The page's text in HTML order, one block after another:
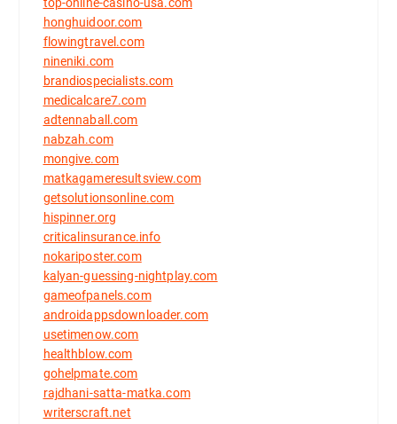
honghuidoor.com
flowingtravel.com
nineniki.com
brandiospecialists.com
medicalcare7.com
adtennaball.com
nabzah.com
mongive.com
matkagameresultsview.com
getsolutionsonline.com
hispinner.org
criticalinsurance.info
nokariposter.com
kalyan-guessing-nightplay.com
gameofpanels.com
androidappsdownloader.com
usetimenow.com
healthblow.com
gohelpmate.com
rajdhani-satta-matka.com
writerscraft.net